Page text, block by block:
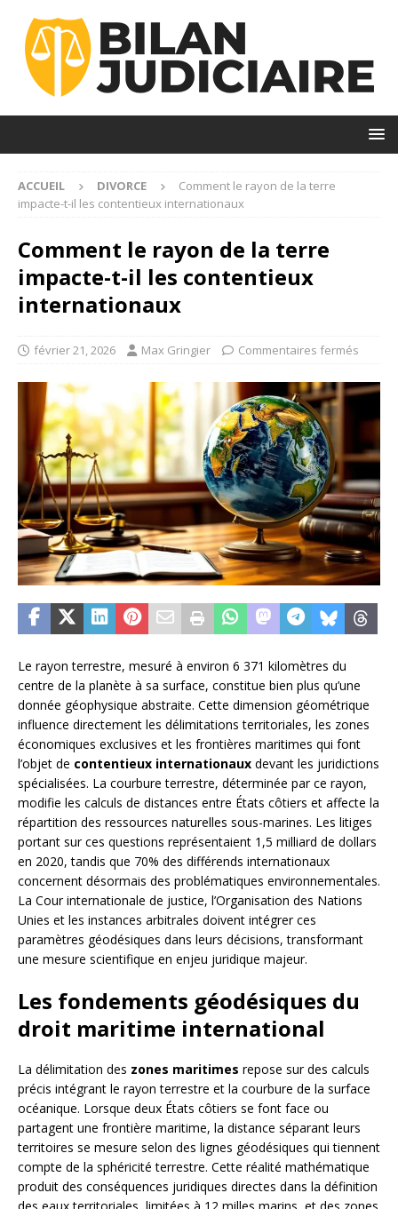
ACCUEIL DIVORCE
Comment le rayon de la terre
impacte-t-il les contentieux internationaux
Comment le rayon de la terre
impacte-t-il les contentieux
internationaux
février 21, 2026 Max Gringier Commentaires fermés
Le rayon terrestre, mesuré à environ 6 371 kilomètres du
centre de la planète à sa surface, constitue bien plus qu’une
donnée géophysique abstraite. Cette dimension géométrique
influence directement les délimitations territoriales, les zones
économiques exclusives et les frontières maritimes qui font
l’objet de contentieux internationaux devant les juridictions
spécialisées. La courbure terrestre, déterminée par ce rayon,
modifie les calculs de distances entre États côtiers et affecte la
répartition des ressources naturelles sous-marines. Les litiges
portant sur ces questions représentaient 1,5 milliard de dollars
en 2020, tandis que 70% des différends internationaux
concernent désormais des problématiques environnementales.
La Cour internationale de justice, l’Organisation des Nations
Unies et les instances arbitrales doivent intégrer ces
paramètres géodésiques dans leurs décisions, transformant
une mesure scientifique en enjeu juridique majeur.
Les fondements géodésiques du
droit maritime international
La délimitation des zones maritimes repose sur des calculs
précis intégrant le rayon terrestre et la courbure de la surface
océanique. Lorsque deux États côtiers se font face ou
partagent une frontière maritime, la distance séparant leurs
territoires se mesure selon des lignes géodésiques qui tiennent
compte de la sphéricité terrestre. Cette réalité mathématique
produit des conséquences juridiques directes dans la définition